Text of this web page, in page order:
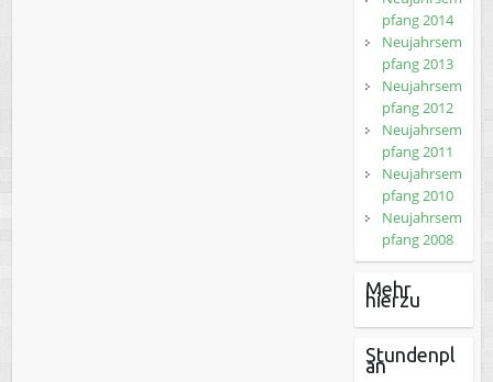
pfang 2014
Neujahrsem
pfang 2013
Neujahrsem
pfang 2012
Neujahrsem
pfang 2011
Neujahrsem
pfang 2010
Neujahrsem
pfang 2008
Mehr
hierzu
Stundenpl
an